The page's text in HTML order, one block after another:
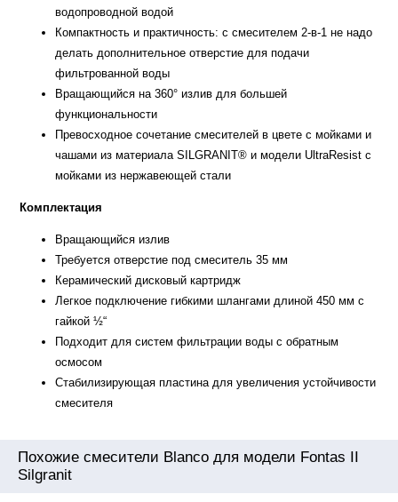
водопроводной водой
Компактность и практичность: с смесителем 2-в-1 не надо
делать дополнительное отверстие для подачи
фильтрованной воды
Вращающийся на 360° излив для большей
функциональности
Превосходное сочетание смесителей в цвете с мойками и
чашами из материала SILGRANIT® и модели UltraResist с
мойками из нержавеющей стали
Комплектация
Вращающийся излив
Требуется отверстие под смеситель 35 мм
Керамический дисковый картридж
Легкое подключение гибкими шлангами длиной 450 мм с
гайкой ½“
Подходит для систем фильтрации воды с обратным
осмосом
Стабилизирующая пластина для увеличения устойчивости
смесителя
Похожие смесители Blanco для модели Fontas II
Silgranit